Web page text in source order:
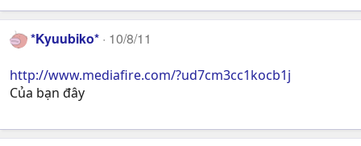
*Kyuubiko* 10/8/11
http://www.mediafire.com/?ud7cm3cc1kocb1j
Của bạn đây